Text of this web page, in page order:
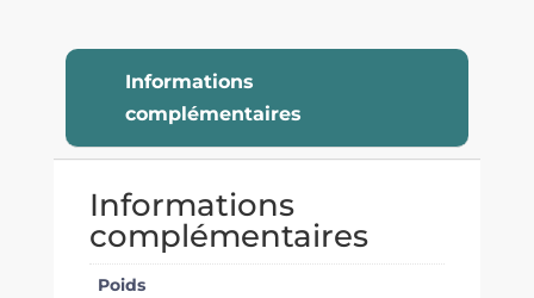
Informations
complémentaires
Informations
complémentaires
Poids